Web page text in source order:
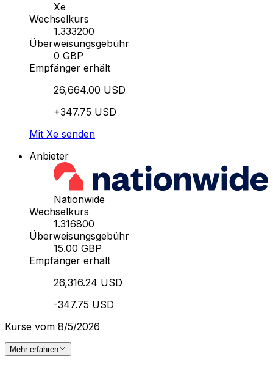
Xe
Wechselkurs
1.333200
Überweisungsgebühr
0 GBP
Empfänger erhält
26,664.00 USD
+347.75 USD
Mit Xe senden
Anbieter
Nationwide
Wechselkurs
1.316800
Überweisungsgebühr
15.00 GBP
Empfänger erhält
26,316.24 USD
-347.75 USD
Kurse vom 8/5/2026
Mehr erfahren